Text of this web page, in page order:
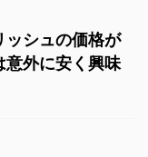
ッシュの価格が
意外に安く興味